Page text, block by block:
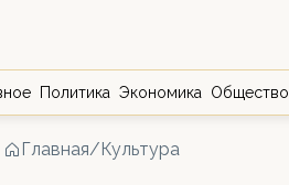
Политика Экономика Общество
Главная/Культура